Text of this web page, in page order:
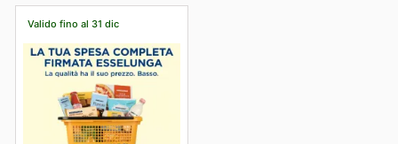
Valido fino al 31 dic